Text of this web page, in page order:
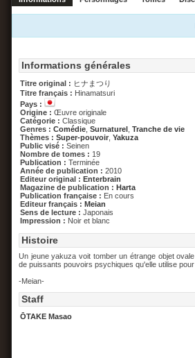
Informations générales
Titre original : ヒナまつり
Titre français : Hinamatsuri
Pays :
Origine : Œuvre originale
Catégorie : Classique
Genres : Comédie Surnaturel Tranche de vie
Thèmes : Super-pouvoir Yakuza
Public visé : Seinen
Nombre de tomes : 19
Publication : Terminée
Année de publication : 2010
Editeur original : Enterbrain
Magazine de publication : Harta
Publication française : En cours
Editeur français : Meian
Sens de lecture : Japonais
Impression : Noir et blanc
Histoire
Un jeune yakuza voit tomber un étrange objet
de puissants pouvoirs psychiques qu'elle utilise
-Meian-
Staff
ŌTAKE Masao